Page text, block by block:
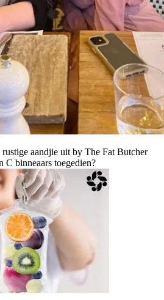
rustige aandjie uit by The Fat Butcher
binneaars toegedien?